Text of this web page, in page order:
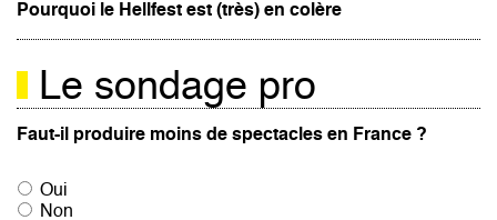
Pourquoi le Hellfest est (très) en colère
Le sondage pro
Faut-il produire moins de spectacles en France ?
Oui
Non